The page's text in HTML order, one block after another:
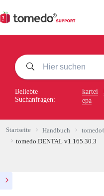
Inhalt
springen
Beliebte
Suchanfragen:
kartei
epa
Startseite Handbuch
tomedo.DENTAL v1.165.30.3